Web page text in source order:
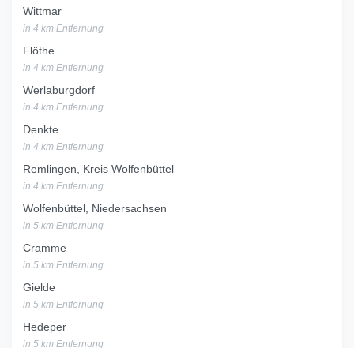
Wittmar
in 4 km Entfernung
Flöthe
in 4 km Entfernung
Werlaburgdorf
in 4 km Entfernung
Denkte
in 4 km Entfernung
Remlingen, Kreis Wolfenbüttel
in 4 km Entfernung
Wolfenbüttel, Niedersachsen
in 5 km Entfernung
Cramme
in 5 km Entfernung
Gielde
in 5 km Entfernung
Hedeper
in 5 km Entfernung